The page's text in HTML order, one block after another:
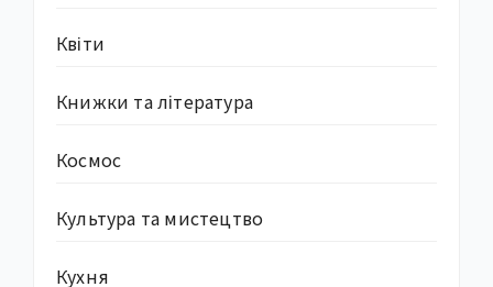
Квіти
Книжки та література
Космос
Культура та мистецтво
Кухня